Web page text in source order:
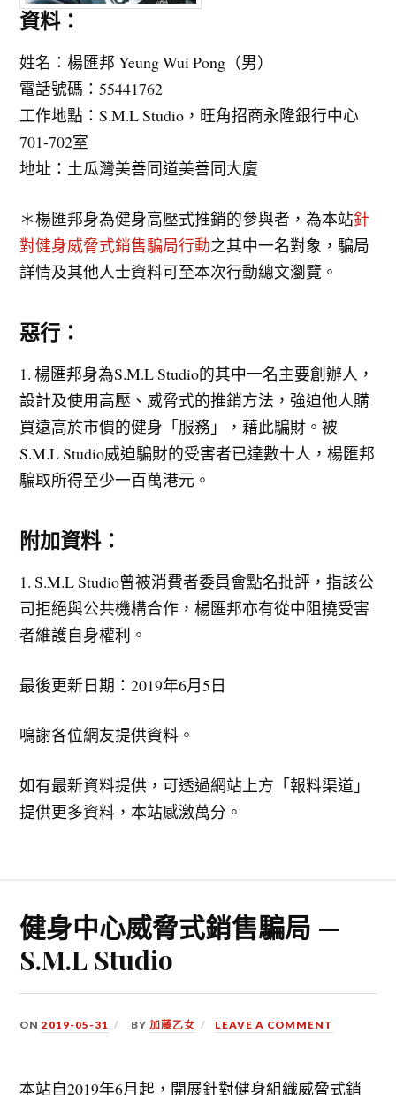
資料：
姓名：楊匯邦 Yeung Wui Pong（男）
電話號碼：55441762
工作地點：S.M.L Studio，旺角招商永隆銀行中心
701-702室
地址：土瓜灣美善同道美善同大廈
＊楊匯邦身為健身高壓式推銷的參與者，為本站針
對健身威脅式銷售騙局行動之其中一名對象，騙局
詳情及其他人士資料可至本次行動總文瀏覽。
惡行：
1. 楊匯邦身為S.M.L Studio的其中一名主要創辦人，
設計及使用高壓、威脅式的推銷方法，強迫他人購
買遠高於市價的健身「服務」，藉此騙財。被
S.M.L Studio威迫騙財的受害者已達數十人，楊匯邦
騙取所得至少一百萬港元。
附加資料：
1. S.M.L Studio曾被消費者委員會點名批評，指該公
司拒絕與公共機構合作，楊匯邦亦有從中阻撓受害
者維護自身權利。
最後更新日期：2019年6月5日
鳴謝各位網友提供資料。
如有最新資料提供，可透過網站上方「報料渠道」
提供更多資料，本站感激萬分。
健身中心威脅式銷售騙局 —
S.M.L Studio
ON2019-05-31 BY加藤乙女 LEAVE A COMMENT
本站自2019年6月起，開展針對健身組織威脅式銷